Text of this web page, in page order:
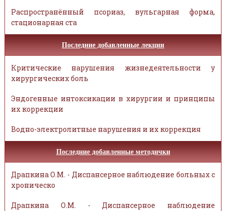
Распространённый псориаз, вульгарная форма,
стационарная ста
Последние добавленные лекции
Критические нарушения жизнедеятельности у
хирургических боль
Эндогенные интоксикации в хирургии и принципы
их коррекции
Водно-электролитные нарушения и их коррекция
Последние добавленные методички
Драпкина О.М. - Диспансерное наблюдение больных с
хроническо
Драпкина О.М. - Диспансерное наблюдение